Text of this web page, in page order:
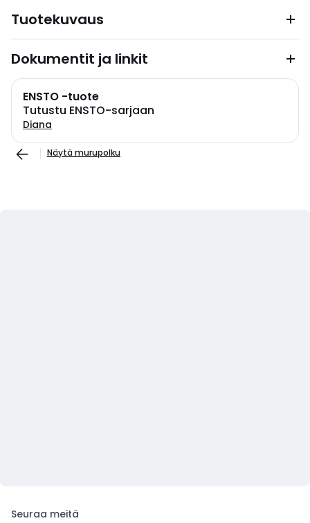
Tuotekuvaus
Dokumentit ja linkit
ENSTO -tuote
Tutustu ENSTO-sarjaan
Diana
Näytä murupolku
Seuraa meitä